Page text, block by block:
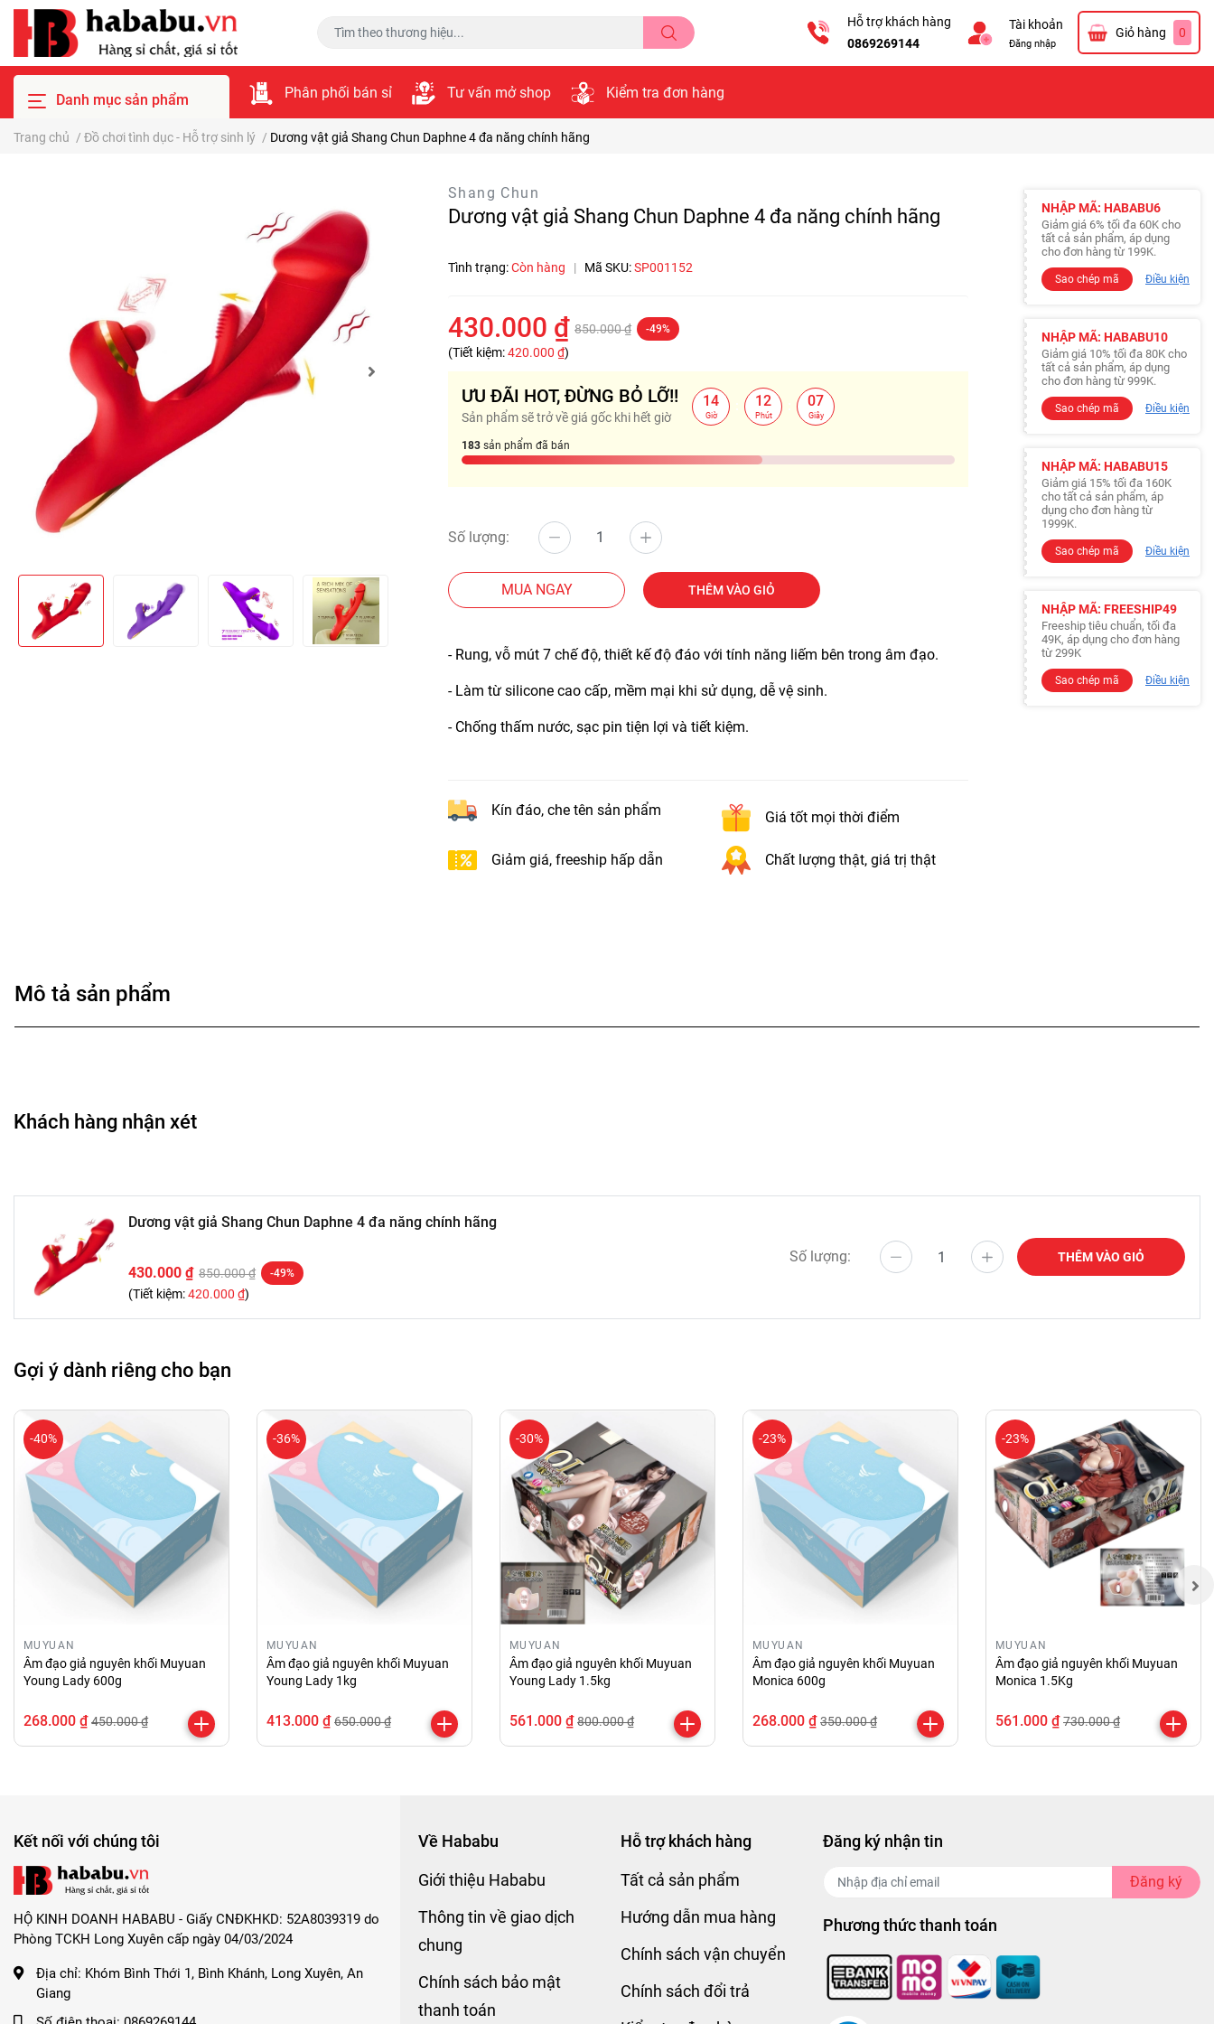
Hỗ trợ khách hàng
0869269144
Tài khoản
Đăng nhập
Giỏ hàng 0
Danh mục sản phẩm Phân phối bán sỉ Tư vấn mở shop Kiểm tra đơn hàng
Trang chủ / Đồ chơi tình dục - Hỗ trợ sinh lý / Dương vật giả Shang Chun Daphne 4 đa năng chính hãng
Shang Chun
Dương vật giả Shang Chun Daphne 4 đa năng chính hãng
Tình trạng:Còn hàng | Mã SKU:SP001152
430.000 ₫ 850.000 ₫ -49%
(Tiết kiệm:420.000 ₫)
ƯU ĐÃI HOT, ĐỪNG BỎ LỠ!!
Sản phẩm sẽ trở về giá gốc khi hết giờ
14
Giờ
12
Phút
06
Giây
183 sản phẩm đã bán
Số lượng:
MUA NGAY THÊM VÀO GIỎ
- Rung, vỗ mút 7 chế độ, thiết kế độ đáo với tính năng liếm bên trong âm đạo.
- Làm từ silicone cao cấp, mềm mại khi sử dụng, dễ vệ sinh.
- Chống thấm nước, sạc pin tiện lợi và tiết kiệm.
Kín đáo, che tên sản phẩm Giá tốt mọi thời điểm
Giảm giá, freeship hấp dẫn Chất lượng thật, giá trị thật
NHẬP MÃ: HABABU6
Giảm giá 6% tối đa 60K cho
tất cả sản phẩm, áp dụng
cho đơn hàng từ 199K.
Sao chép mã Điều kiện
NHẬP MÃ: HABABU10
Giảm giá 10% tối đa 80K cho
tất cả sản phẩm, áp dụng
cho đơn hàng từ 999K.
Sao chép mã Điều kiện
NHẬP MÃ: HABABU15
Giảm giá 15% tối đa 160K
cho tất cả sản phẩm, áp
dụng cho đơn hàng từ
1999K.
Sao chép mã Điều kiện
NHẬP MÃ: FREESHIP49
Freeship tiêu chuẩn, tối đa
49K, áp dụng cho đơn hàng
từ 299K
Sao chép mã Điều kiện
Mô tả sản phẩm
Khách hàng nhận xét
Dương vật giả Shang Chun Daphne 4 đa năng chính hãng
430.000 ₫ 850.000 ₫ -49%
(Tiết kiệm:420.000 ₫)
Số lượng: THÊM VÀO GIỎ
Gợi ý dành riêng cho bạn
-40%
MUYUAN
Âm đạo giả nguyên khối Muyuan
Young Lady 600g
268.000 ₫ 450.000 ₫
-36%
MUYUAN
Âm đạo giả nguyên khối Muyuan
Young Lady 1kg
413.000 ₫ 650.000 ₫
-30%
MUYUAN
Âm đạo giả nguyên khối Muyuan
Young Lady 1.5kg
561.000 ₫ 800.000 ₫
-23%
MUYUAN
Âm đạo giả nguyên khối Muyuan
Monica 600g
268.000 ₫ 350.000 ₫
-23%
MUYUAN
Âm đạo giả nguyên khối Muyuan
Monica 1.5Kg
561.000 ₫ 730.000 ₫
Kết nối với chúng tôi
HỘ KINH DOANH HABABU - Giấy CNĐKHKD: 52A8039319 do
Phòng TCKH Long Xuyên cấp ngày 04/03/2024
Địa chỉ: Khóm Bình Thới 1, Bình Khánh, Long Xuyên, An
Giang
Về Hababu
Giới thiệu Hababu
Thông tin về giao dịch
chung
Chính sách bảo mật
thanh toán
Hỗ trợ khách hàng
Tất cả sản phẩm
Hướng dẫn mua hàng
Chính sách vận chuyển
Chính sách đổi trả
Đăng ký nhận tin
Đăng ký
Phương thức thanh toán